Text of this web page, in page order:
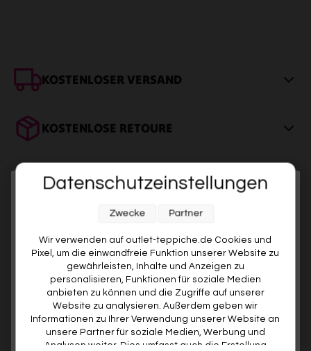
KOSTENLOSER VERSAND
gerollt, wenige Modelle (z. B. Kelims) platzsparend gefaltet.
Legt sich von selbst
KOSTENLOSE RETOURE
Ausprobieren. Wenn’s nicht passt, geht’s zurück – auf unsere
Kosten.PREMIUM QUALITÄT
einzeln geprüft und sorgfältig verpackt. Leichte Abweichungen
Datenschutzeinstellungen
Wir verwenden auf outlet-teppiche.de Cookies und
Pixel, um die einwandfreie Funktion unserer Website zu
gewährleisten, Inhalte und Anzeigen zu
personalisieren, Funktionen für soziale Medien
anbieten zu können und die Zugriffe auf unserer
Website zu analysieren. Außerdem geben wir
Informationen zu Ihrer Verwendung unserer Website an
unsere Partner für soziale Medien, Werbung und
Analysen weiter. Dies umfasst auch die Erstellung
Zwecke Partner
Melde dich jetzt für unseren Newsletter an und sichere dir
10% RABATT AUF DEINE
ERSTE BESTELLUNG! 😍
VORNAME